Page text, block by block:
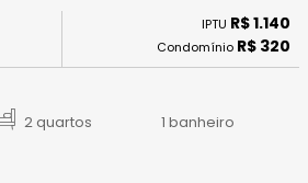
IPTU R$ 1.140
Condomínio R$ 320
2 quartos 1 banheiro